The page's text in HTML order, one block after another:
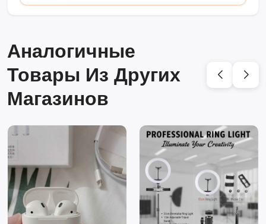
Аналогичные
Товары Из Других
Магазинов